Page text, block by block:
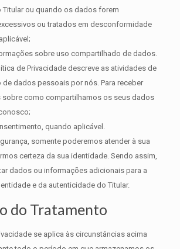
ou quando os dados forem
ou tratados em desconformidade
sobre uso compartilhado de dados.
de Privacidade descreve as atividades de
dados pessoais por nós. Para receber
como compartilhamos os seus dados
quando aplicável.
somente poderemos atender à sua
certeza da sua identidade. Sendo assim,
dados ou informações adicionais para a
e da autenticidade do Titular.
do Tratamento
se aplica às circunstâncias acima